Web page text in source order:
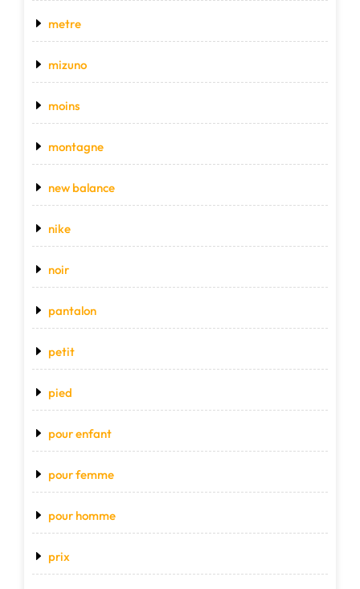
metre
mizuno
moins
montagne
new balance
nike
noir
pantalon
petit
pied
pour enfant
pour femme
pour homme
prix